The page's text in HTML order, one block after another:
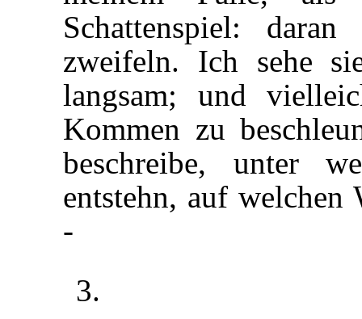
Schattenspiel:
zweifeln. Ich sehe
langsam; und
Kommen zu
beschreibe, unter
entstehn, auf welchen
-
3.